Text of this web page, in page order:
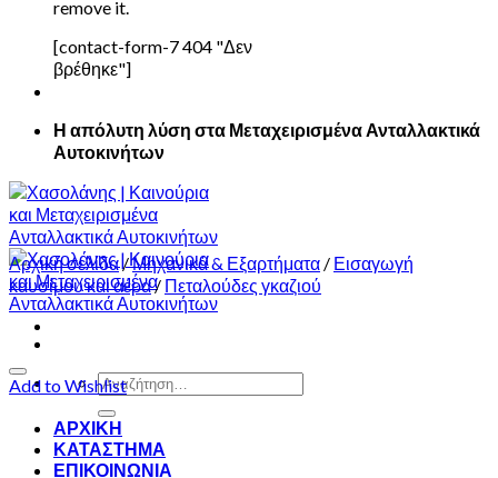
remove it.
[contact-form-7 404 "Δεν
βρέθηκε"]
Η απόλυτη λύση στα Μεταχειρισμένα Ανταλλακτικά
Αυτοκινήτων
Αναζήτηση
ΑΡΧΙΚΗ
ΚΑΤΑΣΤΗΜΑ
ΕΠΙΚΟΙΝΩΝΙΑ
Αρχική σελίδα /Μηχανικά & Εξαρτήματα / Εισαγωγή
καυσίμου και αέρα/ Πεταλούδες γκαζιού
Add to Wishlist